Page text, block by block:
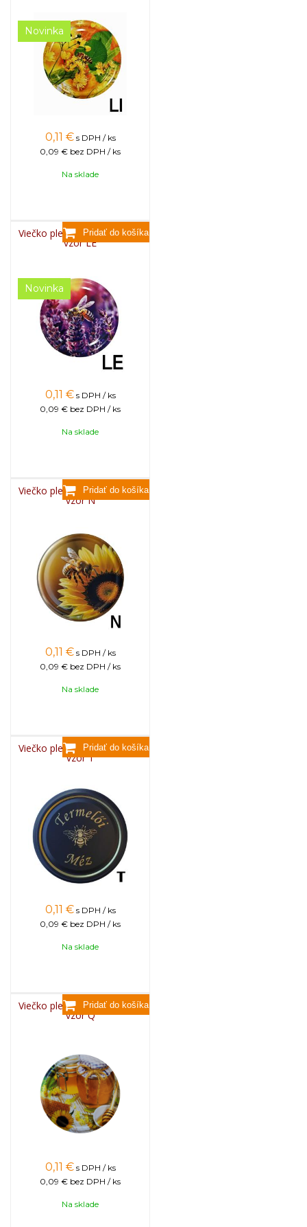
Novinka
0,11 € s DPH / ks
0,09 € bez DPH / ks
Na sklade
Viečko plechové TWIST 82 -
vzor LE
Novinka
0,11 € s DPH / ks
0,09 € bez DPH / ks
Na sklade
Viečko plechové TWIST 82 -
vzor N
0,11 € s DPH / ks
0,09 € bez DPH / ks
Na sklade
Viečko plechové TWIST 82 -
vzor T
0,11 € s DPH / ks
0,09 € bez DPH / ks
Na sklade
Viečko plechové TWIST 82 -
vzor Q
0,11 € s DPH / ks
0,09 € bez DPH / ks
Na sklade